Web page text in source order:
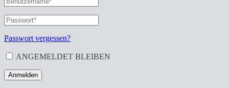
ODER
E-
MAIL-
ADRESSE*
ERFORDERLICH
PASSWORT
ERFORDERLICH
Passwort vergessen?
ANGEMELDET BLEIBEN
Anmelden